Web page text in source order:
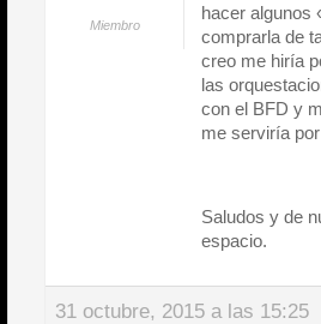
Miembro
hacer algunos
comprarla de
creo me hiría
las
con el BFD y
me serviría
Saludos y de
espacio.
31 octubre, 2015 a las 15:25